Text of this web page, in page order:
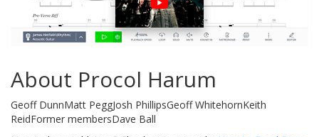
About Procol Harum
Geoff DunnMatt PeggJosh PhillipsGeoff WhitehornKeith
ReidFormer membersDave Ball